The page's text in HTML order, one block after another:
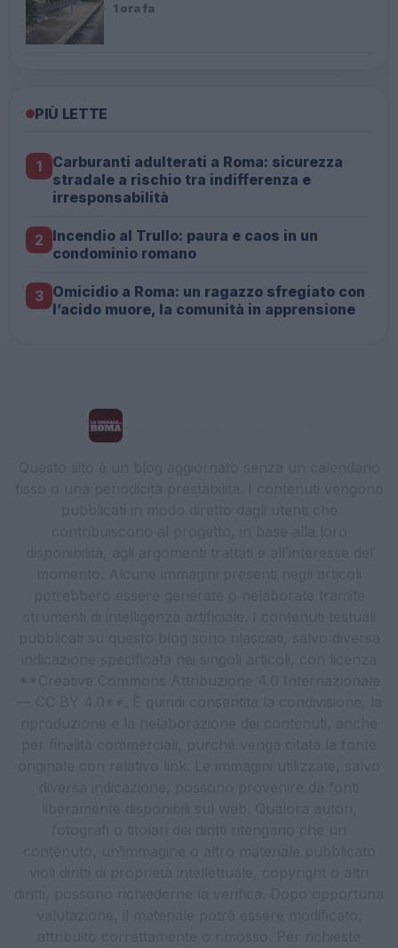
1 ora fa
PIÙ LETTE
1
Carburanti adulterati a Roma: sicurezza
stradale a rischio tra indifferenza e
irresponsabilità
2 Incendio al Trullo: paura e caos in un
condominio romano
3 Omicidio a Roma: un ragazzo sfregiato con
l’acido muore, la comunità in apprensione